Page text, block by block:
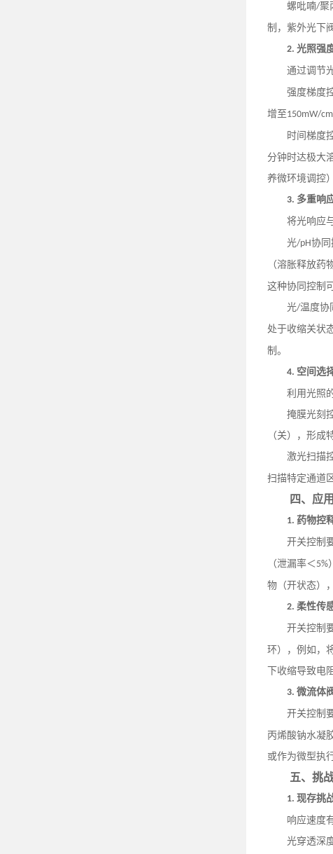
螺吡喃/聚
制，紫外光下
2. 光照强
通过调节
强度梯度
增至150mW/cm
时间梯度
分钟时达极大
养微环境调控）
3. 多重响
将光响应
光/pH协同
（溶胀释放药
这种协同控制
光/温度协
处于收缩关状
制。
4. 空间选
利用光照
掩膜光刻
（关），形成
激光扫描
扫描特定通道
四、应
1. 药物控
开关控制
（泄漏率＜5%
物（开状态）
2. 柔性传
开关控制
环），例如，
下收缩导致电
3. 微流体
开关控制
丙烯酸钠水凝
或作为微型执
五、挑
1. 现存挑
响应速度
光穿透深